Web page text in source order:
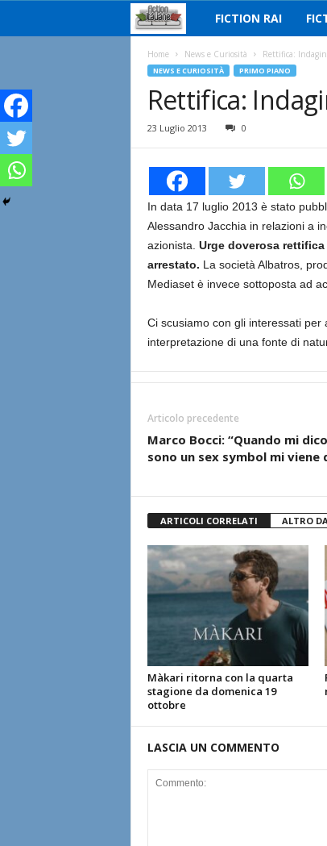
i
c
t
o
n
I
a
l
a
e
FICTION RAI
Home News e Curiosità Rettifica:
NEWS E CURIOSITÀ PRIMO PIANO
Rettifica:
23 Luglio 2013 0
In data 17 luglio 2013 è stato
Alessandro Jacchia in relazioni a
azionista. Urge doverosa
arrestato. La società Albatros,
Mediaset è invece sottoposta ad
Ci scusiamo con gli interessati per
interpretazione di una fonte di
Articolo precedente
Marco Bocci: “Quando mi
sono un sex symbol mi viene
ARTICOLI CORRELATI ALTRO
Màkari ritorna con la quarta
stagione da domenica 19
ottobre
LASCIA UN COMMENTO